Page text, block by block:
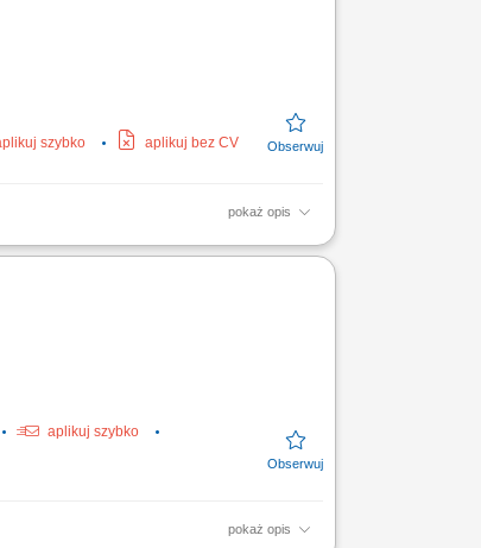
szybko aplikuj bez CV
pokaż opis
zasad higieny oraz
aplikuj szybko
pokaż opis